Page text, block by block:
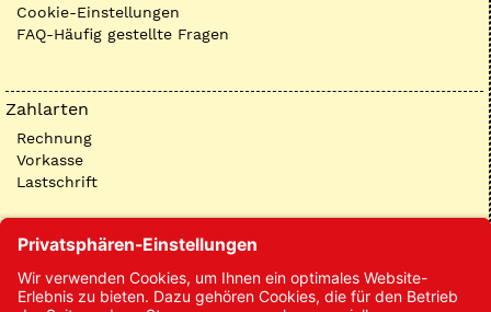
Cookie-Einstellungen
FAQ-Häufig gestellte Fragen
Zahlarten
Rechnung
Vorkasse
Lastschrift
Kontakt